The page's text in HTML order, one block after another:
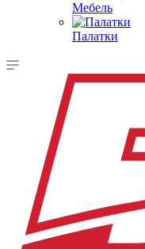
Мебель
Палатки